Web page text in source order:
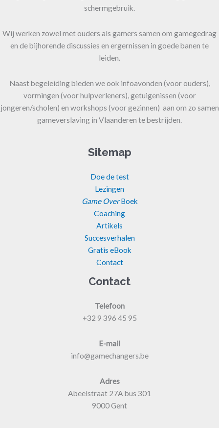
schermgebruik.
Wij werken zowel met ouders als gamers samen om gamegedrag
en de bijhorende discussies en ergernissen in goede banen te
leiden.
Naast begeleiding bieden we ook infoavonden (voor ouders),
vormingen (voor hulpverleners), getuigenissen (voor
jongeren/scholen) en workshops (voor gezinnen) aan om zo samen
gameverslaving in Vlaanderen te bestrijden.
Sitemap
Doe de test
Lezingen
Game OverBoek
Coaching
Artikels
Succesverhalen
Gratis eBook
Contact
Contact
Telefoon
+32 9 396 45 95
E-mail
info@gamechangers.be
Adres
Abeelstraat 27A bus 301
9000 Gent